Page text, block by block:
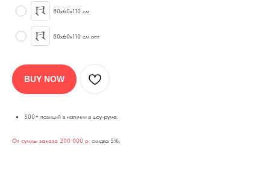
80х60х110 см
80х60х110 см опт
BUY NOW
500+ позиций в наличии в шоу-руме;
От суммы заказа 200 000 р скидка 5%;